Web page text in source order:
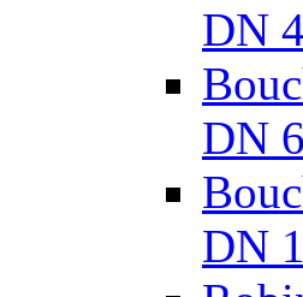
DN
DN
DN